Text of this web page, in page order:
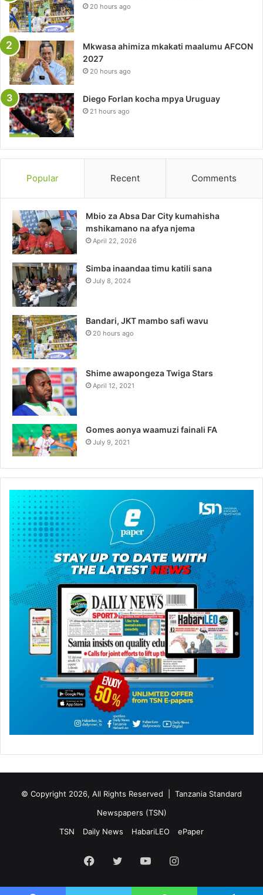
20 hours ago
Mkwasa ahimiza mkakati maalumu AFCON
2027
20 hours ago
Diego Forlan kocha mpya Uruguay
21 hours ago
Popular Recent Comments
Mbio za Absa Dar City kumahisha
mshikamano na afya njema
April 22, 2026
Simba inaandaa timu katili sana
July 8, 2024
Bandari, JKT mambo safi wavu
20 hours ago
Shime awapongeza Twiga Stars
April 12, 2021
Gomes aonya waamuzi fainali FA
July 9, 2021
© Copyright 2026, All Rights Reserved | Tanzania Standard
Newspapers (TSN)
TSN
Daily News HabariLEO ePaper
Facebook
Twitter YouTubeInstagram